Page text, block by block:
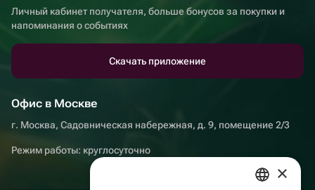
Личный кабинет получателя, больше бонусов за покупки и
напоминания о событиях
Скачать приложение
Офис в Москве
г. Москва, Садовническая набережная, д. 9, помещение 2/3
Режим работы: круглосуточно
×